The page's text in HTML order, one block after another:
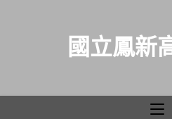
國立鳳新